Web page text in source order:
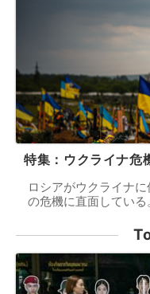
特集：ウクライナ危
ロシアがウクライナ
の危機に直面している